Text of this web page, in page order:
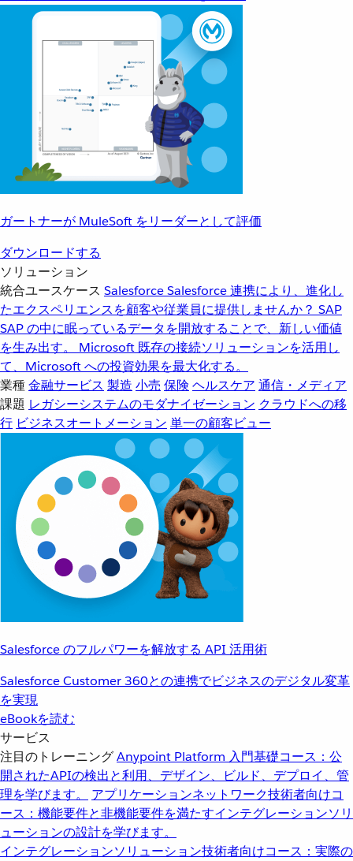
ガートナーが MuleSoft をリーダーとして評価
ダウンロードする
ソリューション
統合ユースケース SalesforceSalesforce 連携により、進化し
たエクスペリエンスを顧客や従業員に提供しませんか？ SAP
SAP の中に眠っているデータを開放することで、新しい価値
を生み出す。
Microsoft 既存の接続ソリューションを活用し
て、Microsoft への投資効果を最大化する。
業種金融サービス 製造 小売 保険 ヘルスケア 通信・メディア
課題 レガシーシステムのモダナイゼーション クラウドへの移
行 ビジネスオートメーション 単一の顧客ビュー
Salesforce のフルパワーを解放する API 活用術
Salesforce Customer 360との連携でビジネスのデジタル変革
を実現
eBookを読む
サービス
注目のトレーニングAnypoint Platform 入門基礎コース：公
開されたAPIの検出と利用、デザイン、ビルド、デプロイ、管
理を学びます。
アプリケーションネットワーク技術者向けコ
ース：機能要件と非機能要件を満たすインテグレーションソリ
ューションの設計を学びます。
インテグレーションソリューション技術者向けコース：実際の